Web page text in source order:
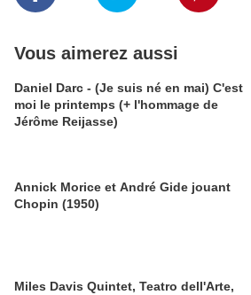
Vous aimerez aussi
Daniel Darc - (Je suis né en mai) C'est
moi le printemps (+ l'hommage de
Jérôme Reijasse)
Annick Morice et André Gide jouant
Chopin (1950)
Miles Davis Quintet, Teatro dell'Arte,